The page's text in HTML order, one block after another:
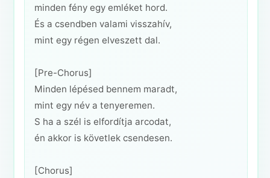
minden fény egy emléket hord.
És a csendben valami visszahív,
mint egy régen elveszett dal.
[Pre-Chorus]
Minden lépésed bennem maradt,
mint egy név a tenyeremen.
S ha a szél is elfordítja arcodat,
én akkor is követlek csendesen.
[Chorus]